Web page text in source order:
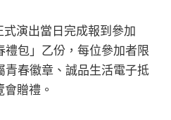
式演出當日完成報到參加
包」乙份，每位參加者限
春徽章、誠品生活電子抵
贈禮。